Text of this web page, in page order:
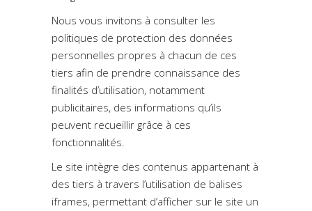
Nous vous invitons à consulter les
politiques de protection des données
personnelles propres à chacun de ces
tiers afin de prendre connaissance des
finalités d’utilisation, notamment
publicitaires, des informations qu’ils
peuvent recueillir grâce à ces
fonctionnalités.
Le site intègre des contenus appartenant à
des tiers à travers l’utilisation de balises
iframes, permettant d’afficher sur le site un